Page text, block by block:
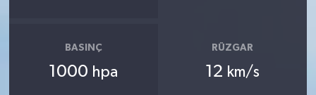
BASINÇ
1000 hpa
RÜZGAR
12 km/s